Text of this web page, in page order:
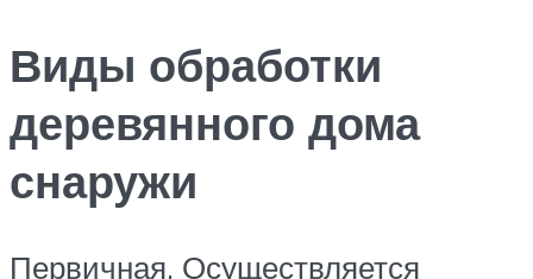
Виды обработки
деревянного дома
снаружи
Первичная. Осуществляется